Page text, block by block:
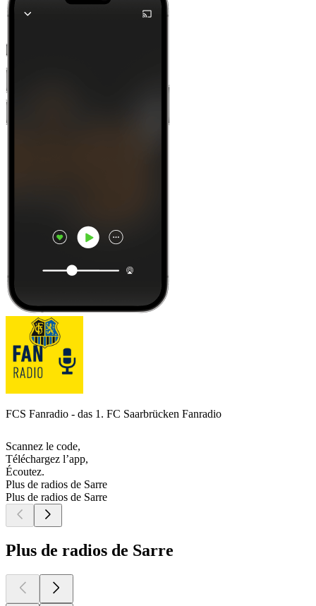
FCS Fanradio - das 1. FC Saarbrücken Fanradio
Scannez le code,
Téléchargez l’app,
Écoutez.
Plus de radios de Sarre
Plus de radios de Sarre
Plus de radios de Sarre